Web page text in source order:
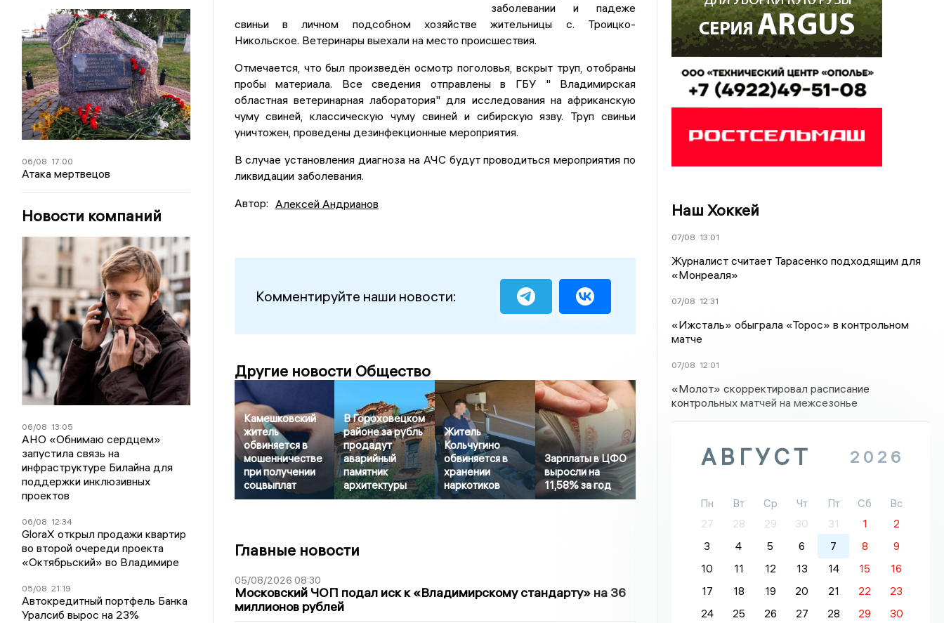
06/08 17:00
Атака мертвецов
Новости компаний
06/08 13:05
АНО «Обнимаю сердцем»
запустила связь на
инфраструктуре Билайна для
поддержки инклюзивных
проектов
06/08 12:34
GloraX открыл продажи квартир
во второй очереди проекта
«Октябрьский» во Владимире
05/08 21:19
Автокредитный портфель Банка
Уралсиб вырос на 23%
заболевании и падеже
свиньи в личном подсобном хозяйстве жительницы с. Троицко-
Никольское. Ветеринары выехали на место происшествия.
Отмечается, что был произведён осмотр поголовья, вскрыт труп, отобраны
пробы материала. Все сведения отправлены в ГБУ " Владимирская
областная ветеринарная лаборатория" для исследования на африканскую
чуму свиней, классическую чуму свиней и сибирскую язву. Труп свиньи
уничтожен, проведены дезинфекционные мероприятия.
В случае установления диагноза на АЧС будут проводиться мероприятия по
ликвидации заболевания.
Автор: Алексей Андрианов
Комментируйте наши новости:
Другие новости Общество
Камешковский
житель
обвиняется в
мошенничестве
при получении
соцвыплат
В Гороховецком
районе за рубль
продадут
аварийный
памятник
архитектуры
Житель
Кольчугино
обвиняется в
хранении
наркотиков
Зарплаты в ЦФО
выросли на
11,58% за год
Главные новости
05/08/2026 08:30
Московский ЧОП подал иск к «Владимирскому стандарту» на 36
миллионов рублей
Наш Хоккей
07/08 13:01
Журналист считает Тарасенко подходящим для
«Монреаля»
07/08 12:31
«Ижсталь» обыграла «Торос» в контрольном
матче
07/08 12:01
«Молот» скорректировал расписание
контрольных матчей на межсезонье
АВГУСТ 2026
Пн Вт Ср Чт Пт Сб
Вс
27
28 29 30 31 1
2
3
4 5 6 7 8
9
10
11 12 13 14 15
16
17
18 19 20 21 22
23
24
25 26 27 28 29
30